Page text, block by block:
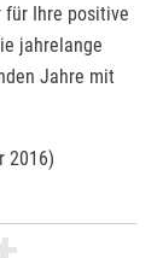
für Ihre positive
jahrelange
Jahre mit
2016)